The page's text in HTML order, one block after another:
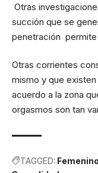
Otras
succión que se
penetración
Otras corrientes
mismo y que
acuerdo a la zona
orgasmos son tan
TAGGED: Femenino